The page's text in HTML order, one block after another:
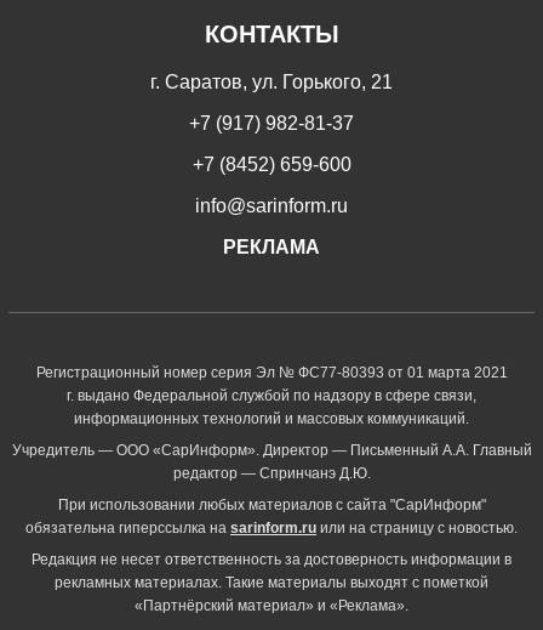
КОНТАКТЫ
г. Саратов, ул. Горького, 21
+7 (917) 982-81-37
+7 (8452) 659-600
info@sarinform.ru
РЕКЛАМА
Регистрационный номер серия Эл № ФС77-80393 от 01 марта 2021
г. выдано Федеральной службой по надзору в сфере связи,
информационных технологий и массовых коммуникаций.
Учредитель — ООО «СарИнформ». Директор — Письменный А.А. Главный
редактор — Спринчанэ Д.Ю.
При использовании любых материалов с сайта "СарИнформ"
обязательна гиперссылка на sarinform.ru или на страницу с новостью.
Редакция не несет ответственность за достоверность информации в
рекламных материалах. Такие материалы выходят с пометкой
«Партнёрский материал» и «Реклама».